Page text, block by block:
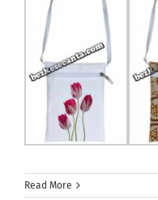
Read More